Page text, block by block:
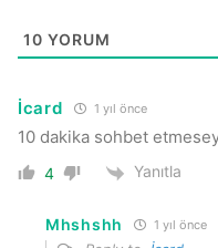
10 YORUM
İcard 1 yıl önce
10 dakika sohbet
4 Yanıtla
Mhshshh 1 yıl önce